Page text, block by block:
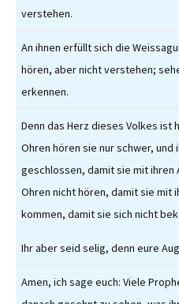
verstehen.
An ihnen erfüllt sich die
hören, aber nicht verstehen;
erkennen.
Denn das Herz dieses Volkes ist
Ohren hören sie nur schwer, und
geschlossen, damit sie mit ihren
Ohren nicht hören, damit sie mit
kommen, damit sie sich nicht
Ihr aber seid selig, denn eure
Amen, ich sage euch: Viele